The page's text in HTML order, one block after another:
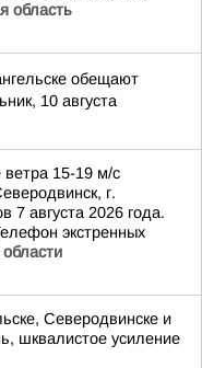
область
обещают
10 августа
ветра 15-19 м/с
г.
7 августа 2026 года.
экстренных
Северодвинске и
шквалистое усиление